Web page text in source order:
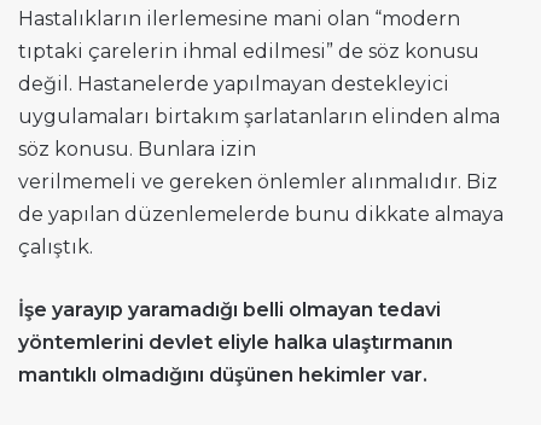
Hastalıkların ilerlemesine mani olan “modern
tıptaki çarelerin ihmal edilmesi” de söz konusu
değil. Hastanelerde yapılmayan destekleyici
uygulamaları birtakım şarlatanların elinden alma
söz konusu. Bunlara izin
verilmemeli ve gereken önlemler alınmalıdır. Biz
de yapılan düzenlemelerde bunu dikkate almaya
çalıştık.
İşe yarayıp yaramadığı belli olmayan tedavi
yöntemlerini devlet eliyle halka ulaştırmanın
mantıklı olmadığını düşünen hekimler var.